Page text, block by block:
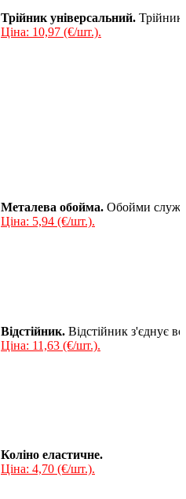
Трійник універсальний. Трійник
Ціна: 10,97 (€/шт.).
Металева обойма. Обойми
Ціна: 5,94 (€/шт.).
Відстійник. Відстійник з'єднує
Ціна: 11,63 (€/шт.).
Коліно еластичне.
Ціна: 4,70 (€/шт.).